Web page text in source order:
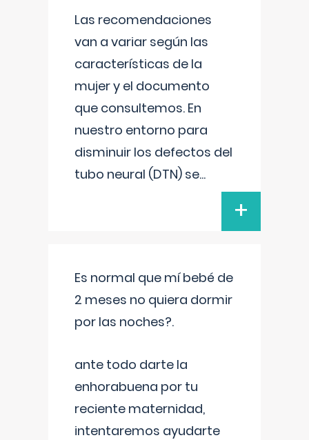
Las recomendaciones
van a variar según las
características de la
mujer y el documento
que consultemos. En
nuestro entorno para
disminuir los defectos del
tubo neural (DTN) se...
+
Es normal que mí bebé de
2 meses no quiera dormir
por las noches?.
ante todo darte la
enhorabuena por tu
reciente maternidad,
intentaremos ayudarte